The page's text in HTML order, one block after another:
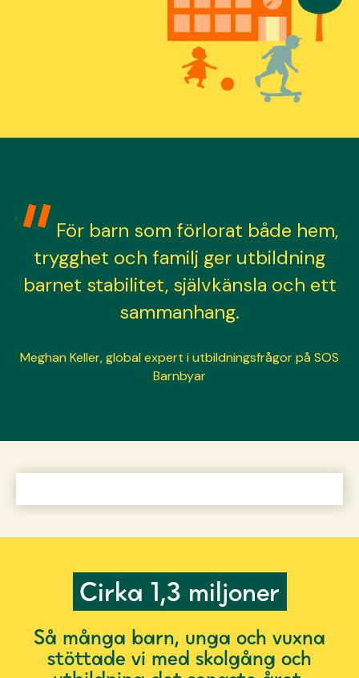
För barn som förlorat både hem,
trygghet och familj ger utbildning
barnet stabilitet, självkänsla och ett
sammanhang.
Meghan Keller, global expert i utbildningsfrågor på SOS
Barnbyar
Cirka 1,3 miljoner
Så många barn, unga och vuxna
stöttade vi med skolgång och